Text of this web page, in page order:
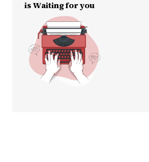
is Waiting for you